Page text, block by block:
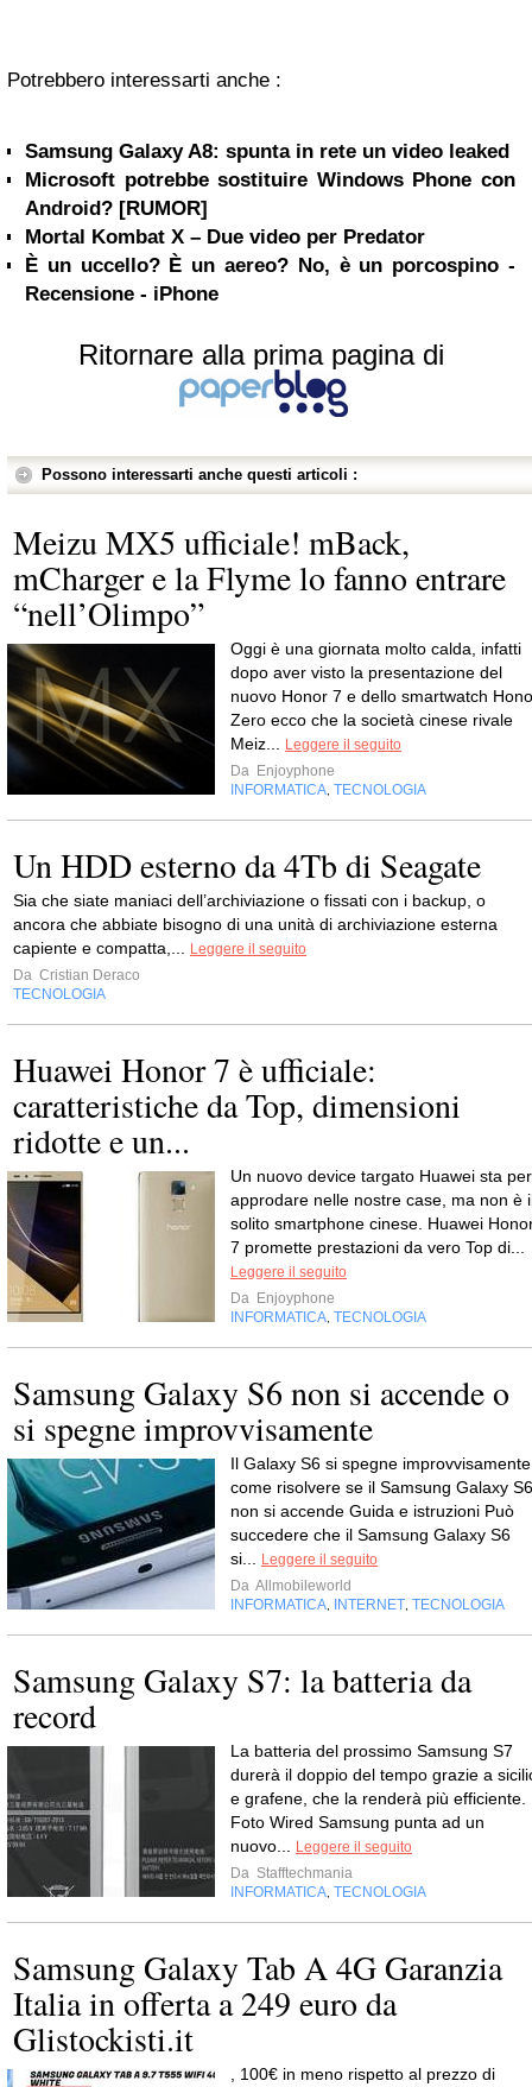
Potrebbero interessarti anche :
Samsung Galaxy A8: spunta in rete un video leaked
Microsoft potrebbe sostituire Windows Phone con
Android? [RUMOR]
Mortal Kombat X – Due video per Predator
È un uccello? È un aereo? No, è un porcospino -
Recensione - iPhone
Ritornare alla prima pagina di
Possono interessarti anche questi articoli :
Meizu MX5 ufficiale! mBack,
mCharger e la Flyme lo fanno entrare
“nell’Olimpo”
Oggi è una giornata molto calda, infatti
dopo aver visto la presentazione del
nuovo Honor 7 e dello smartwatch
Zero ecco che la società cinese rivale
Meiz... Leggere il seguito
Da Enjoyphone
INFORMATICA, TECNOLOGIA
Un HDD esterno da 4Tb di Seagate
Sia che siate maniaci dell’archiviazione o fissati con i backup, o
ancora che abbiate bisogno di una unità di archiviazione esterna
capiente e compatta,... Leggere il seguito
Da Cristian Deraco
TECNOLOGIA
Huawei Honor 7 è ufficiale:
caratteristiche da Top, dimensioni
ridotte e un...
Un nuovo device targato Huawei sta per
approdare nelle nostre case, ma non è
solito smartphone cinese. Huawei
7 promette prestazioni da vero Top di...
Leggere il seguito
Da Enjoyphone
INFORMATICA, TECNOLOGIA
Samsung Galaxy S6 non si accende o
si spegne improvvisamente
Il Galaxy S6 si spegne improvvisamente
come risolvere se il Samsung Galaxy S6
non si accende Guida e istruzioni Può
succedere che il Samsung Galaxy S6
si... Leggere il seguito
Da Allmobileworld
INFORMATICA, INTERNET, TECNOLOGIA
Samsung Galaxy S7: la batteria da
record
La batteria del prossimo Samsung S7
durerà il doppio del tempo grazie a
e grafene, che la renderà più efficiente.
Foto Wired Samsung punta ad un
nuovo... Leggere il seguito
Da Stafftechmania
INFORMATICA, TECNOLOGIA
Samsung Galaxy Tab A 4G Garanzia
Italia in offerta a 249 euro da
Glistockisti.it
, 100€ in meno rispetto al prezzo di